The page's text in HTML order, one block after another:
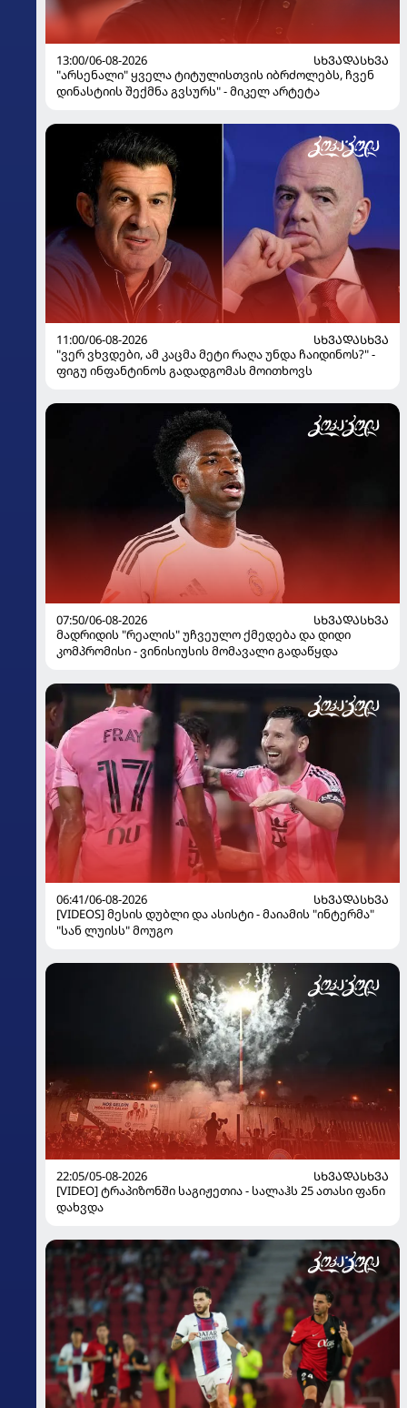
13:00/06-08-2026
ᲡᲮᲕᲐᲓᲐᲡᲮᲕᲐ
"არსენალი" ყველა ტიტულისთვის იბრძოლებს, ჩვენ
დინასტიის შექმნა გვსურს" - მიკელ არტეტა
11:00/06-08-2026
ᲡᲮᲕᲐᲓᲐᲡᲮᲕᲐ
"ვერ ვხვდები, ამ კაცმა მეტი რაღა უნდა ჩაიდინოს?" -
ფიგუ ინფანტინოს გადადგომას მოითხოვს
07:50/06-08-2026
ᲡᲮᲕᲐᲓᲐᲡᲮᲕᲐ
მადრიდის "რეალის" უჩვეულო ქმედება და დიდი
კომპრომისი - ვინისიუსის მომავალი გადაწყდა
06:41/06-08-2026
ᲡᲮᲕᲐᲓᲐᲡᲮᲕᲐ
[VIDEOS] მესის დუბლი და ასისტი - მაიამის "ინტერმა"
"სან ლუისს" მოუგო
22:05/05-08-2026
ᲡᲮᲕᲐᲓᲐᲡᲮᲕᲐ
[VIDEO] ტრაპიზონში საგიჟეთია - სალაჰს 25 ათასი ფანი
დახვდა